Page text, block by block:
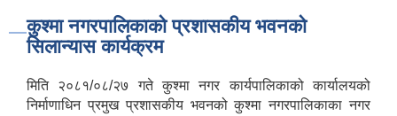
कुश्मा नगरपालिकाको प्रशासकीय भवनको
सिलान्यास कार्यक्रम
मिति २०८१/०८/२७ गते कुश्मा नगर कार्यपालिकाको कार्यालयको
निर्माणाधिन प्रमुख प्रशासकीय भवनको कुश्मा नगरपालिकाका नगर